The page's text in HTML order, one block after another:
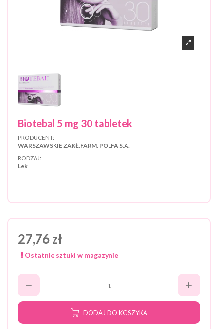
Biotebal 5 mg 30 tabletek
PRODUCENT:
WARSZAWSKIE ZAKŁ.FARM. POLFA S.A.
RODZAJ:
Lek
27,76 zł
Ostatnie sztuki w magazynie
DODAJ DO KOSZYKA